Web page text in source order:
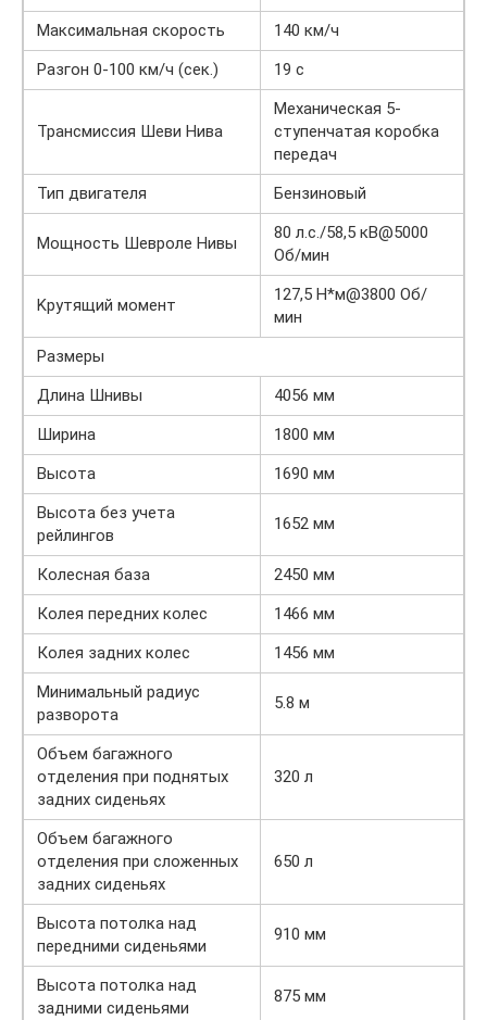
Максимальная скорость
140 км/ч
Разгон 0-100 км/ч (сек.)
19 с
Трансмиссия Шеви Нива
Механическая 5-
ступенчатая коробка
передач
Тип двигателя
Бензиновый
Мощность Шевроле Нивы
80 л.с./58,5 кВ@5000
Об/мин
Kрутящий момент
127,5 Н*м@3800 Об/
мин
Размеры
Длина Шнивы
4056 мм
Ширина
1800 мм
Высота
1690 мм
Высота без учета
рейлингов
1652 мм
Колесная база
2450 мм
Колея передних колес
1466 мм
Колея задних колес
1456 мм
Минимальный радиус
разворота
5.8 м
Объем багажного
отделения при поднятых
задних сиденьях
320 л
Объем багажного
отделения при сложенных
задних сиденьях
650 л
Высота потолка над
передними сиденьями
910 мм
Высота потолка над
задними сиденьями
875 мм